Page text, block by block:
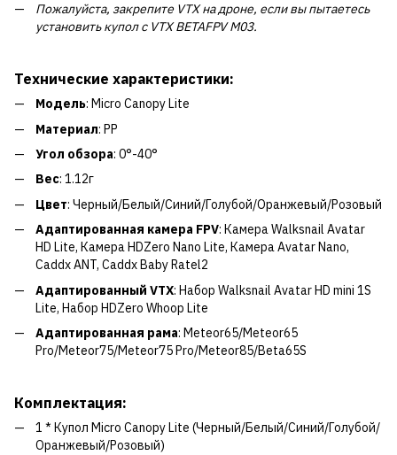
Пожалуйста, закрепите VTX на дроне, если вы пытаетесь
установить купол с VTX BETAFPV M03.
Технические характеристики:
Модель: Micro Canopy Lite
Материал: PP
Угол обзора: 0°-40°
Вес: 1.12г
Цвет: Черный/Белый/Синий/Голубой/Оранжевый/Розовый
Адаптированная камера FPV: Камера Walksnail Avatar
HD Lite, Камера HDZero Nano Lite, Камера Avatar Nano,
Caddx ANT, Caddx Baby Ratel2
Адаптированный VTX: Набор Walksnail Avatar HD mini 1S
Lite, Набор HDZero Whoop Lite
Адаптированная рама: Meteor65/Meteor65
Pro/Meteor75/Meteor75 Pro/Meteor85/Beta65S
Комплектация:
1 * Купол Micro Canopy Lite (Черный/Белый/Синий/Голубой/
Оранжевый/Розовый)